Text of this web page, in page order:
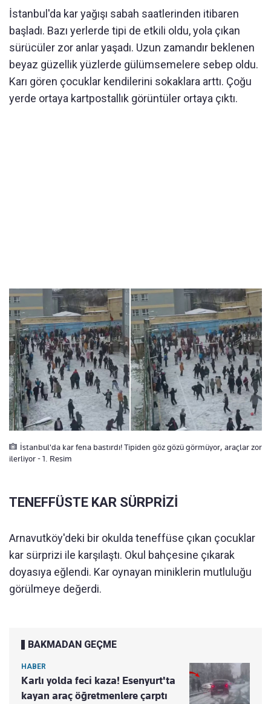
İstanbul'da kar yağışı sabah saatlerinden itibaren
başladı. Bazı yerlerde tipi de etkili oldu, yola çıkan
sürücüler zor anlar yaşadı. Uzun zamandır beklenen
beyaz güzellik yüzlerde gülümsemelere sebep oldu.
Karı gören çocuklar kendilerini sokaklara arttı. Çoğu
yerde ortaya kartpostallık görüntüler ortaya çıktı.
İstanbul'da kar fena bastırdı! Tipiden göz gözü görmüyor, araçlar zor
ilerliyor - 1. Resim
TENEFFÜSTE KAR SÜRPRİZİ
Arnavutköy'deki bir okulda teneffüse çıkan çocuklar
kar sürprizi ile karşılaştı. Okul bahçesine çıkarak
doyasıya eğlendi. Kar oynayan miniklerin mutluluğu
görülmeye değerdi.
BAKMADAN GEÇME
HABER
Karlı yolda feci kaza! Esenyurt'ta
kayan araç öğretmenlere çarptı